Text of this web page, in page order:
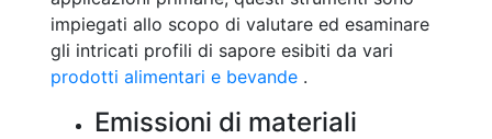
impiegati allo scopo di valutare ed esaminare
gli intricati profili di sapore esibiti da vari
prodotti alimentari e bevande .
Emissioni di materiali